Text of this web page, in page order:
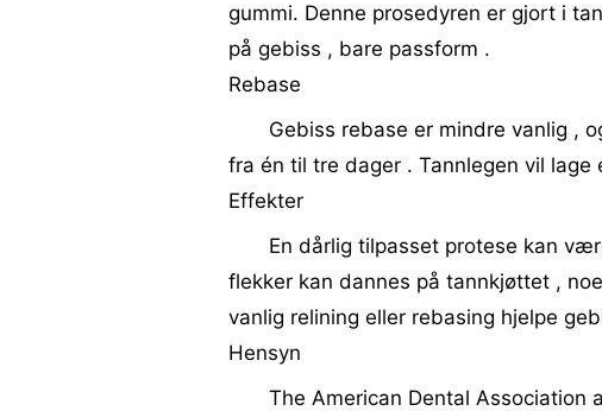
gummi. Denne prosedyren er gjort i
på gebiss , bare passform .
Rebase
Gebiss rebase er mindre vanlig ,
fra én til tre dager . Tannlegen vil
Effekter
En dårlig tilpasset protese kan
flekker kan dannes på tannkjøttet ,
vanlig relining eller rebasing hjelpe
Hensyn
The American Dental Association